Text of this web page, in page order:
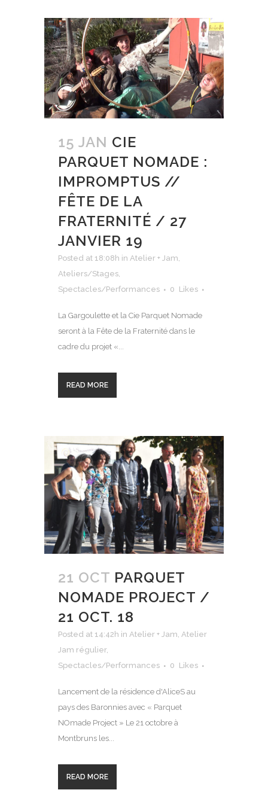
15 JAN CIE
PARQUET NOMADE :
IMPROMPTUS //
FÊTE DE LA
FRATERNITÉ / 27
JANVIER 19
Posted at 18:08h in Atelier + Jam,
Ateliers/Stages,
Spectacles/Performances
0 Likes
La Gargoulette et la Cie Parquet Nomade
seront à la Fête de la Fraternité dans le
cadre du projet «...
READ MORE
21 OCT PARQUET
NOMADE PROJECT /
21 OCT. 18
Posted at 14:42h in Atelier + Jam, Atelier
Jam régulier,
Spectacles/Performances
0 Likes
Lancement de la résidence d'AliceS au
pays des Baronnies avec « Parquet
NOmade Project » Le 21 octobre à
Montbruns les...
READ MORE